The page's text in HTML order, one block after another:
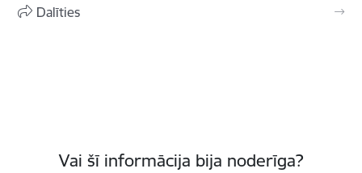
Dalīties
Vai šī informācija bija noderīga?